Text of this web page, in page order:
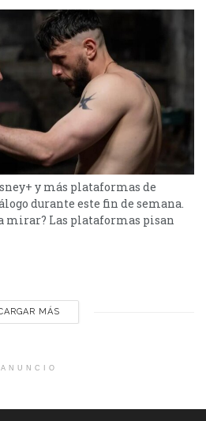
y más plataformas de
durante este fin de semana.
mirar? Las plataformas pisan
que combinan
ambiciosas. De Netflix
MÁS
ANUNCIO